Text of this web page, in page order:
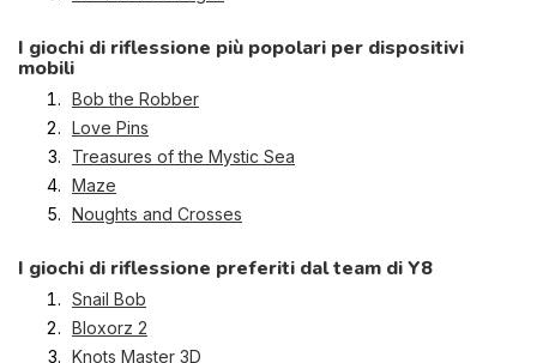
I giochi di riflessione più popolari per dispositivi
mobili
Bob the Robber
Love Pins
Treasures of the Mystic Sea
Maze
Noughts and Crosses
I giochi di riflessione preferiti dal team di Y8
Snail Bob
Bloxorz 2
Knots Master 3D